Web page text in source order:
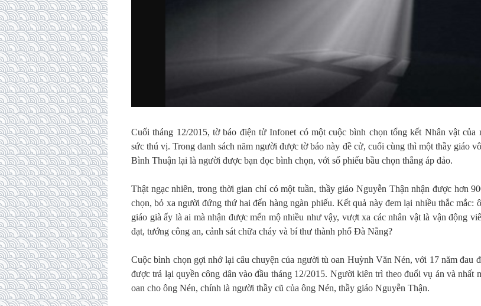
Cuối tháng 12/2015, tờ báo điện tử Infonet có một cuộc bình chọn tổng kết Nhân vật của
sức thú vị. Trong danh sách năm người được tờ báo này đề cử, cuối cùng thì một thầy giáo
Bình Thuận lại là người được bạn đọc bình chọn, với số phiếu bầu chọn thắng áp đảo.
Thật ngạc nhiên, trong thời gian chỉ có một tuần, thầy giáo Nguyễn Thận nhận được hơn
chọn, bỏ xa người đứng thứ hai đến hàng ngàn phiếu. Kết quả này đem lại nhiều thắc mắc:
giáo già ấy là ai mà nhận được mến mộ nhiều như vậy, vượt xa các nhân vật là vận động
đạt, tướng công an, cảnh sát chữa cháy và bí thư thành phố Đà Nẳng?
Cuộc bình chọn gợi nhớ lại câu chuyện của người tù oan Huỳnh Văn Nén, với 17 năm đau
được trả lại quyền công dân vào đầu tháng 12/2015. Người kiên trì theo đuổi vụ án và nhất
oan cho ông Nén, chính là người thầy cũ của ông Nén, thầy giáo Nguyễn Thận.